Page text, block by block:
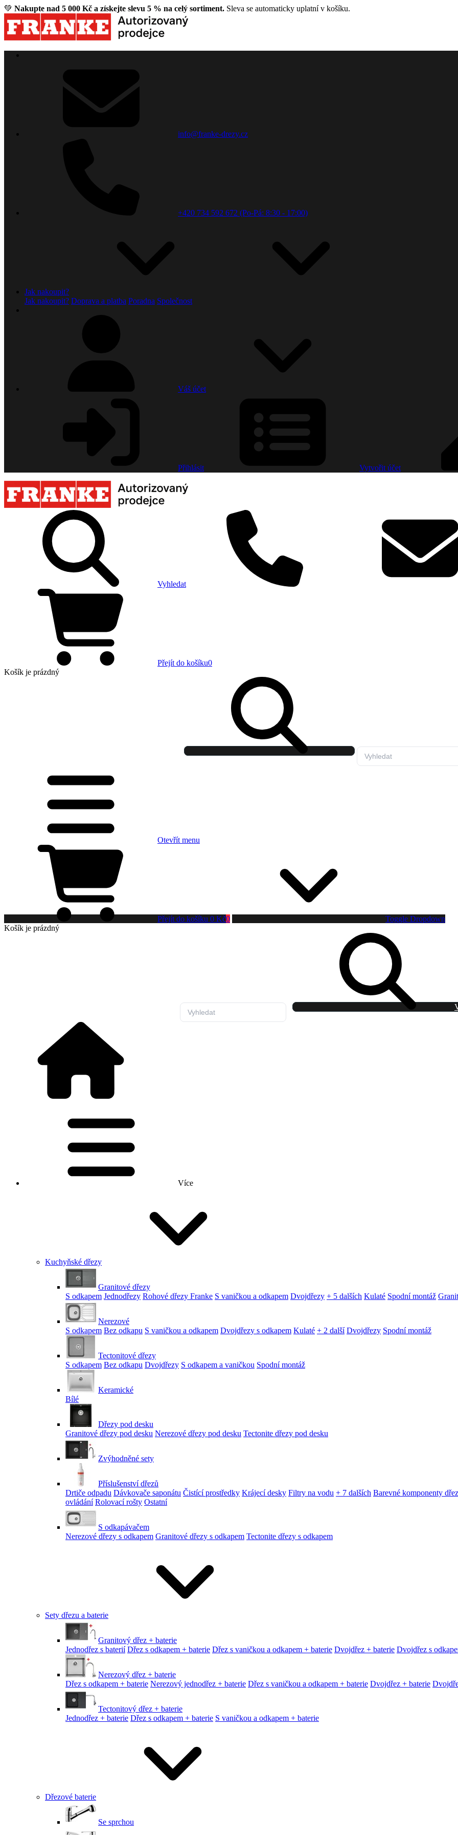
💚 Nakupte nad 5 000 Kč a získejte slevu 5 % na celý sortiment. Sleva se automaticky uplatní v košíku.
info@franke-drezy.cz
+420 734 592 672 (Po-Pá: 8:30 - 17:00)
Jak nakoupit?
Jak nakoupit? Doprava a platba Poradna Společnost
Váš účet
Přihlásit Vytvořit účet
Vyhledat
Přejít do košíku0
Košík je prázdný
Otevřít menu
Přejít do košíku 0 Kč0
Toggle Dropdown
Košík je prázdný
Více
Kuchyňské dřezy
Granitové dřezy
S odkapem Jednodřezy Rohové dřezy Franke S vaničkou a odkapem Dvojdřezy + 5 dalších Kulaté Spodní montáž
Nerezové
S odkapem Bez odkapu S vaničkou a odkapem Dvojdřezy s odkapem Kulaté + 2 další Dvojdřezy Spodní montáž
Tectonitové dřezy
S odkapem Bez odkapu Dvojdřezy S odkapem a vaničkou Spodní montáž
Keramické
Bílé
Dřezy pod desku
Granitové dřezy pod desku Nerezové dřezy pod desku Tectonite dřezy pod desku
Zvýhodněné sety
Příslušenství dřezů
Drtiče odpadu Dávkovače saponátu Čistící prostředky Krájecí desky Filtry na vodu + 7 dalších Barevné komponenty
ovládání Rolovací rošty Ostatní
S odkapávačem
Nerezové dřezy s odkapem Granitové dřezy s odkapem Tectonite dřezy s odkapem
Sety dřezu a baterie
Granitový dřez + baterie
Jednodřez s baterií Dřez s odkapem + baterie Dřez s vaničkou a odkapem + baterie Dvojdřez + baterie Dvojdřez s
Nerezový dřez + baterie
Dřez s odkapem + baterie Nerezový jednodřez + baterie Dřez s vaničkou a odkapem + baterie Dvojdřez + baterie
Tectonitový dřez + baterie
Jednodřez + baterie Dřez s odkapem + baterie S vaničkou a odkapem + baterie
Dřezové baterie
Se sprchou